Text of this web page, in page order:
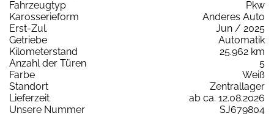
Fahrzeugtyp
Pkw
Karosserieform
Anderes Auto
Erst-Zul.
Jun / 2025
Getriebe
Automatik
Kilometerstand
25.962 km
Anzahl der Türen
5
Farbe
Weiß
Standort
Zentrallager
Lieferzeit
ab ca. 12.08.2026
Unsere Nummer
SJ679804